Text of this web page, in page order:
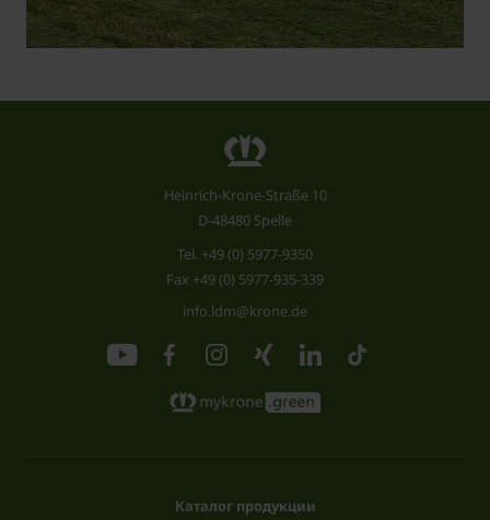
Heinrich-Krone-Straße 10
D-48480 Spelle
Tel. +49 (0) 5977-9350
Fax +49 (0) 5977-935-339
info.ldm@krone.de
Каталог продукции